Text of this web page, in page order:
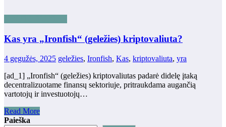
Kas yra „Ironfish“ (geležies) kriptovaliuta?
4 gegužės, 2025 geležies, Ironfish, Kas, kriptovaliuta, yra
[ad_1] „Ironfish“ (geležies) kriptovaliutas padarė didelę įtaką
decentralizuotame finansų sektoriuje, pritraukdama augančią
vartotojų ir investuotojų…
Read More
Paieška